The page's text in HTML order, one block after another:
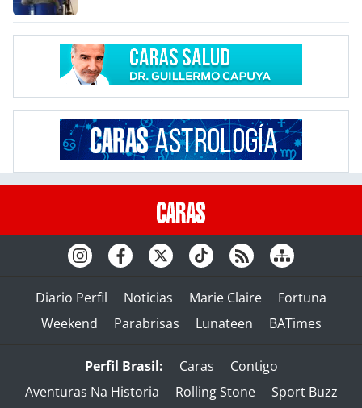
Diario Perfil Noticias Marie Claire
Fortuna
Weekend
Parabrisas Lunateen BATimes
Perfil Brasil: Caras
Contigo
Aventuras Na Historia
Rolling Stone
Sport Buzz